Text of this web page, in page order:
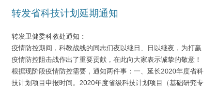
转发省科技计划延期通知
转发卫健委科教处通知：
疫情防控期间，科教战线的同志们夜以继日、日以继夜，为打赢
疫情防控阻击战作出了重要贡献，在此向大家表示诚挚的敬意！
根据现阶段疫情防控需要，通知两件事：一、延长2020年度省科
技计划项目申报时间。2020年度省级科技计划项目（基础研究专